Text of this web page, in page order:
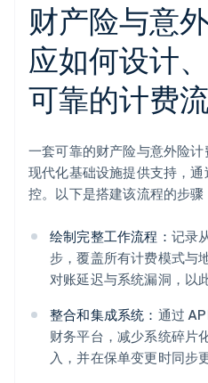
财产险与意
应如何设计
可靠的计费
一套可靠的财产险与意外险
现代化基础设施提供支持，
控。以下是搭建该流程的步骤
绘制完整工作流程： 记录
步，覆盖所有计费模式与
对账延迟与系统漏洞，以
整合和集成系统： 通过
财务平台，减少系统碎片
入，并在保单变更时同步